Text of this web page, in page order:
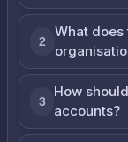
2
What
3
How
accounts?